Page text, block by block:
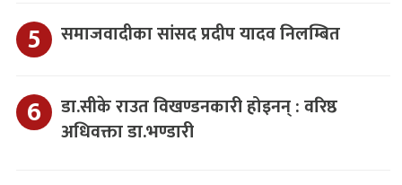
समाजवादीका सांसद प्रदीप यादव निलम्बित
डा.सीके राउत विखण्डनकारी होइनन् : वरिष्ठ
अधिवक्ता डा.भण्डारी